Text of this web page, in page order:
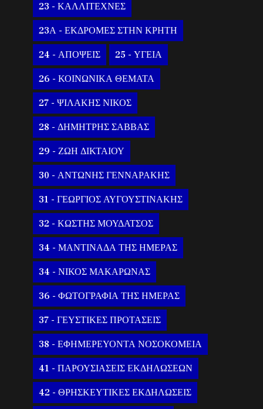
23 - ΚΑΛΛΙΤΕΧΝΕΣ
23Α - ΕΚΔΡΟΜΕΣ ΣΤΗΝ ΚΡΗΤΗ
24 - ΑΠΟΨΕΙΣ 25 - ΥΓΕΙΑ
26 - ΚΟΙΝΩΝΙΚΑ ΘΕΜΑΤΑ
27 - ΨΙΛΑΚΗΣ ΝΙΚΟΣ
28 - ΔΗΜΗΤΡΗΣ ΣΑΒΒΑΣ
29 - ΖΩΗ ΔΙΚΤΑΙΟΥ
30 - ΑΝΤΩΝΗΣ ΓΕΝΝΑΡΑΚΗΣ
31 - ΓΕΩΡΓΙΟΣ ΑΥΓΟΥΣΤΙΝΑΚΗΣ
32 - ΚΩΣΤΗΣ ΜΟΥΔΑΤΣΟΣ
34 - ΜΑΝΤΙΝΑΔΑ ΤΗΣ ΗΜΕΡΑΣ
34 - ΝΙΚΟΣ ΜΑΚΑΡΩΝΑΣ
36 - ΦΩΤΟΓΡΑΦΙΑ ΤΗΣ ΗΜΕΡΑΣ
37 - ΓΕΥΣΤΙΚΕΣ ΠΡΟΤΑΣΕΙΣ
38 - ΕΦΗΜΕΡΕΥΟΝΤΑ ΝΟΣΟΚΟΜΕΙΑ
41 - ΠΑΡΟΥΣΙΑΣΕΙΣ ΕΚΔΗΛΩΣΕΩΝ
42 - ΘΡΗΣΚΕΥΤΙΚΕΣ ΕΚΔΗΛΩΣΕΙΣ